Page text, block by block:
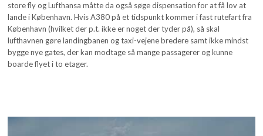
store fly og Lufthansa måtte da også søge dispensation for at få lov at
lande i København. Hvis A380 på et tidspunkt kommer i fast rutefart fra
København (hvilket der p.t. ikke er noget der tyder på), så skal
lufthavnen gøre landingbanen og taxi-vejene bredere samt ikke mindst
bygge nye gates, der kan modtage så mange passagerer og kunne
boarde flyet i to etager.